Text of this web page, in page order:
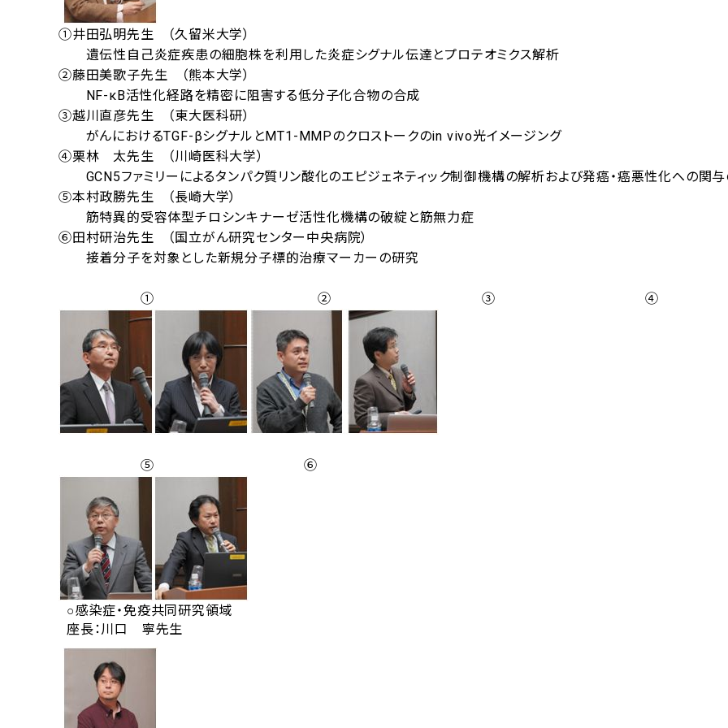
①井田弘明先生 （久留米大学）
遺伝性自己炎症疾患の細胞株を利用した炎症シグナル伝達とプロテオミクス解析
②藤田美歌子先生 （熊本大学）
NF-κB活性化経路を精密に阻害する低分子化合物の合成
③越川直彦先生 （東大医科研）
がんにおけるTGF-βシグナルとMT1-MMPのクロストークのin vivo光イメージング
④栗林 太先生 （川崎医科大学）
GCN5ファミリーによるタンパク質リン酸化のエピジェネティック制御機構の解析および発癌・癌悪性化への関
⑤本村政勝先生 （長崎大学）
筋特異的受容体型チロシンキナーゼ活性化機構の破綻と筋無力症
⑥田村研治先生 （国立がん研究センター中央病院）
接着分子を対象とした新規分子標的治療マーカーの研究
① ② ③ ④
⑤ ⑥
○感染症・免疫共同研究領域
座長：川口 寧先生